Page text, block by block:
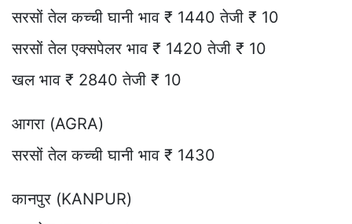
सरसों तेल कच्ची घानी भाव ₹ 1440 तेजी ₹ 10
सरसों तेल एक्सपेलर भाव ₹ 1420 तेजी ₹ 10
खल भाव ₹ 2840 तेजी ₹ 10
आगरा (AGRA)
सरसों तेल कच्ची घानी भाव ₹ 1430
कानपुर (KANPUR)